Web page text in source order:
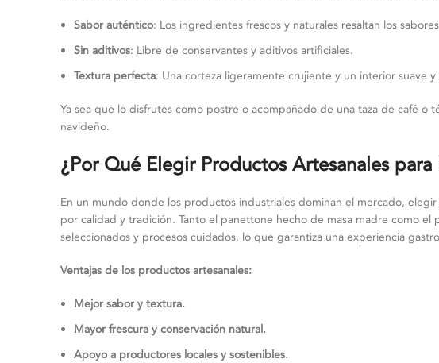
Sabor auténtico: Los ingredientes frescos y naturales resaltan los
Sin aditivos: Libre de conservantes y aditivos artificiales.
Textura perfecta: Una corteza ligeramente crujiente y un interior suave y
Ya sea que lo disfrutes como postre o acompañado de una taza de café
navideño.
¿Por Qué Elegir Productos Artesanales
En un mundo donde los productos industriales dominan el mercado,
por calidad y tradición. Tanto el panettone hecho de masa madre como el
seleccionados y procesos cuidados, lo que garantiza una experiencia
Ventajas de los productos artesanales:
Mejor sabor y textura.
Mayor frescura y conservación natural.
Apoyo a productores locales y sostenibles.